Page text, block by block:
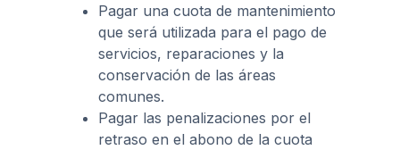
Pagar una cuota de mantenimiento
que será utilizada para el pago de
servicios, reparaciones y la
conservación de las áreas
comunes.
Pagar las penalizaciones por el
retraso en el abono de la cuota